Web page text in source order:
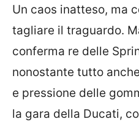
Un caos inatteso, ma
tagliare il traguardo.
conferma re delle
nonostante tutto
e pressione delle
la gara della Ducati,